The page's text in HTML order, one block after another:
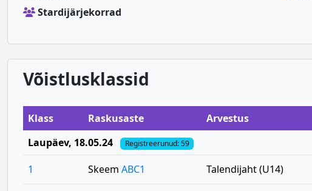
Stardijärjekorrad
Võistlusklassid
Klass Raskusaste Arvestus
Laupäev, 18.05.24 Registreerunud: 59
1 Skeem ABC1 Talendijaht (U14)